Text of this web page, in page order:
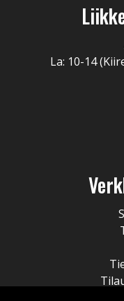
La: 10-14